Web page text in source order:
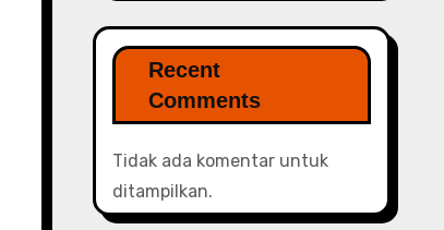
Recent
Comments
Tidak ada komentar untuk
ditampilkan.